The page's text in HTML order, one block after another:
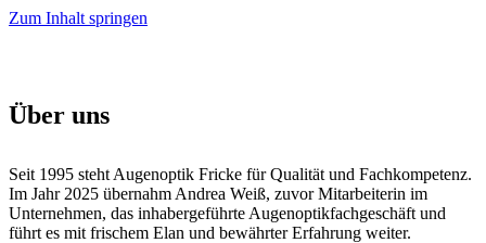
Zum Inhalt springen
Über uns
Seit 1995 steht Augenoptik Fricke für Qualität und Fachkompetenz.
Im Jahr 2025 übernahm Andrea Weiß, zuvor Mitarbeiterin im
Unternehmen, das inhabergeführte Augenoptikfachgeschäft und
führt es mit frischem Elan und bewährter Erfahrung weiter.